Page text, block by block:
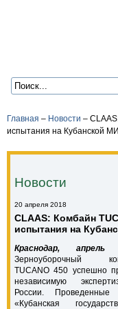
Главная – Новости –
испытания на Кубанской
Новости
20 апреля 2018
CLAAS: Комбайн
испытания на
Краснодар, апрель
Зерноуборочный
TUCANO 450 успешно
независимую
России.
«Кубанская